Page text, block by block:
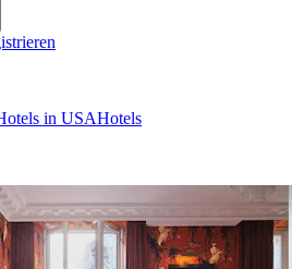
in USAHotels